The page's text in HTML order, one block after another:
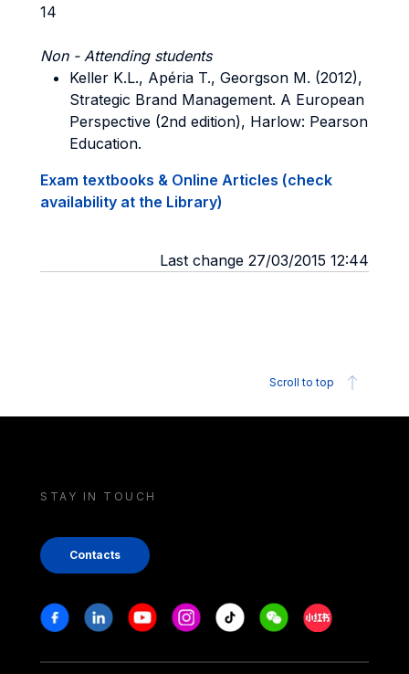
14
Non - Attending students
Keller K.L., Apéria T., Georgson M. (2012),
Strategic Brand Management. A European
Perspective (2nd edition), Harlow: Pearson
Education.
Exam textbooks & Online Articles (check
availability at the Library)
Last change 27/03/2015 12:44
Scroll to top
STAY IN TOUCH
Contacts
Stay in touch
FacebookLinkedinYoutubeInstagram
Tiktok WeechatXiaohongshu/